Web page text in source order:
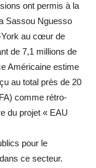
ont permis à la
Sassou Nguesso
York au cœur de
de 7,1 millions de
Américaine estime
au total près de 20
comme rétro-
du projet « EAU
pour le
ce secteur.